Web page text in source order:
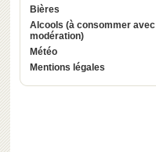
Bières
Alcools (à consommer avec
modération)
Météo
Mentions légales